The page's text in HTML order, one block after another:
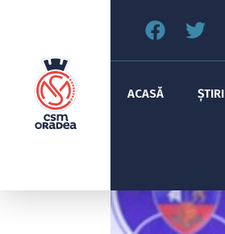
ACASĂ ȘTIRI